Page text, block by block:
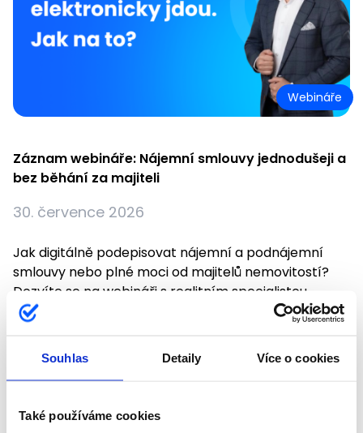
Souhlas Detaily Více o cookies
Také používáme cookies
Webináře
Záznam webináře: Nájemní smlouvy jednodušeji a
bez běhání za majiteli
30. července 2026
Jak digitálně podepisovat nájemní a podnájemní
smlouvy nebo plné moci od majitelů nemovitostí?
Dozvíte se na webináři s realitním specialistou
Petrem Ivankem.
Číst celý článek